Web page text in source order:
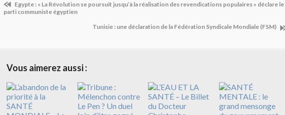
Egypte : « La Révolution se poursuit jusqu’à la réalisation des revendications populaires » déclare le
parti communiste égyptien
Tunisie : une déclaration de la Fédération Syndicale Mondiale (FSM)
Vous aimerez aussi :